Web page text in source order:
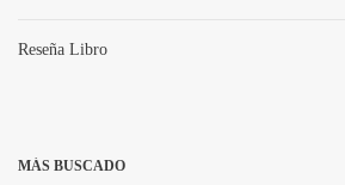
Reseña Libro
MÁS BUSCADO